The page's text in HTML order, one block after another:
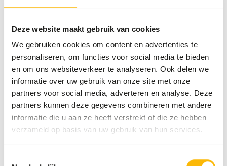
Deze website maakt gebruik van cookies
We gebruiken cookies om content en advertenties te
personaliseren, om functies voor social media te bieden
en om ons websiteverkeer te analyseren. Ook delen we
informatie over uw gebruik van onze site met onze
partners voor social media, adverteren en analyse. Deze
partners kunnen deze gegevens combineren met andere
informatie die u aan ze heeft verstrekt of die ze hebben
verzameld op basis van uw gebruik van hun services.
van honden en katten te dekken. Naast het
goed zijn om extra omega 3 vetzuren toe te voegen.
Vis en wild vlees zijn hier de belangrijkste bronnen
van. Als een menu deze onderdelen niet (voldoende)
bevat, raden we aan om zalmolie toe te voegen als
bron van omega 3 vetzuren.
Klik hier om naar deze supplementen te gaan in
onze webshop